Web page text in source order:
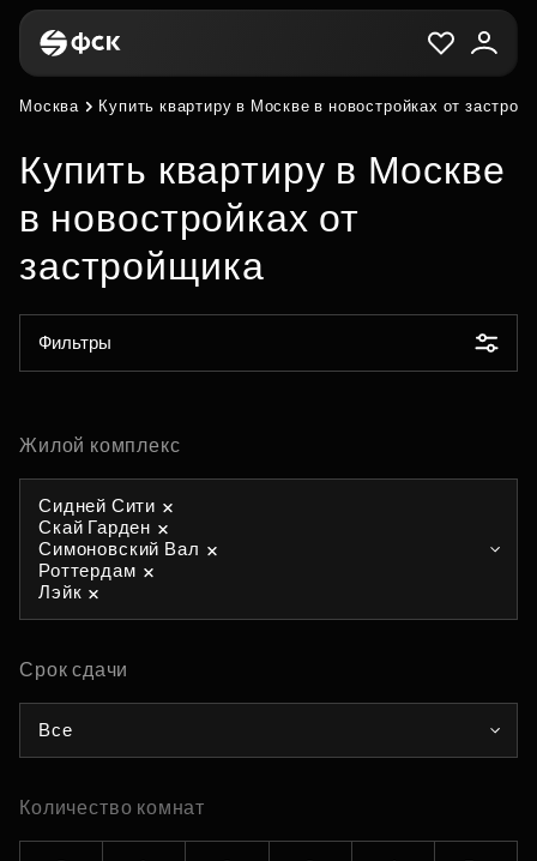
Москва Купить квартиру в Москве в новостройках от
Купить квартиру в Москве
в новостройках от
застройщика
Фильтры
Жилой комплекс
Сидней Сити
Скай Гарден
Симоновский Вал
Роттердам
Лэйк
Срок сдачи
Все
Количество комнат